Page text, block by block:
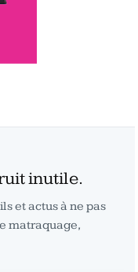
inutile.
et actus à ne pas
matraquage,